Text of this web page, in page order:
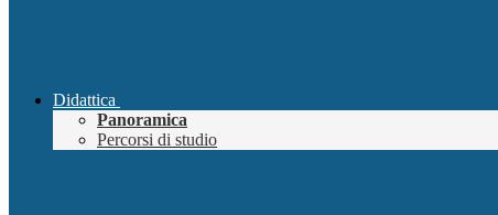
Didattica
Panoramica
Percorsi di studio